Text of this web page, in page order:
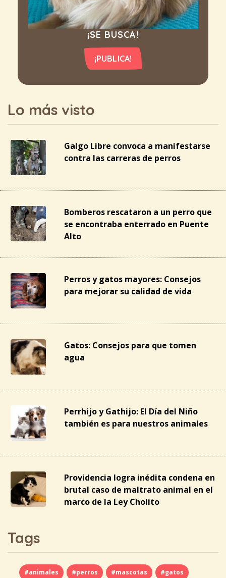
¡SE BUSCA!
¡PUBLICA!
Lo más visto
Galgo Libre convoca a manifestarse
contra las carreras de perros
Bomberos rescataron a un perro que
se encontraba enterrado en Puente
Alto
Perros y gatos mayores: Consejos
para mejorar su calidad de vida
Gatos: Consejos para que tomen
agua
Perrhijo y Gathijo: El Día del Niño
también es para nuestros animales
Providencia logra inédita condena en
brutal caso de maltrato animal en el
marco de la Ley Cholito
Tags
#animales #perros #mascotas #gatos